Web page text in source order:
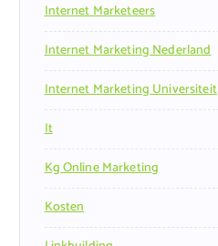
Internet Marketeers
Internet Marketing Nederland
Internet Marketing Universiteit
It
Kg Online Marketing
Kosten